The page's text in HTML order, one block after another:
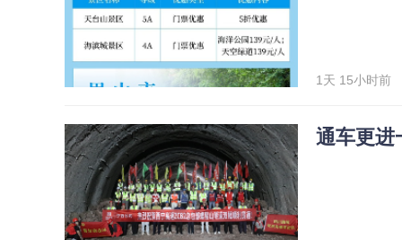
1天 15小时前
通车更进